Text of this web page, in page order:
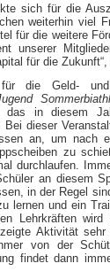
sich für die
weiterhin viel
für die weitere
unserer
für die
für die Geld-
das in diesem
Bei dieser
an, um nach
zu
durchlaufen.
an diesem
in der Regel
lernen und ein
Lehrkräften wird
Aktivität
von der
findet dann